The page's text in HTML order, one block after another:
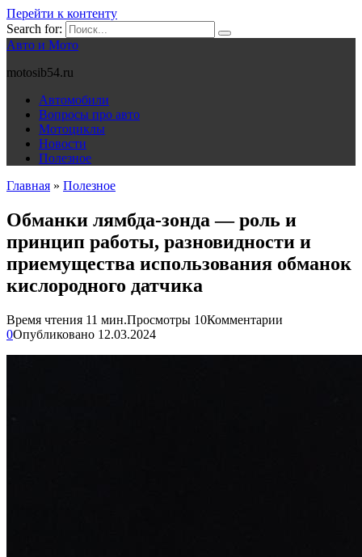
Перейти к контенту
Search for:
Авто и Мото
motosib54.ru
Автомобили
Вопросы про авто
Мотоциклы
Новости
Полезное
Главная » Полезное
Обманки лямбда-зонда — роль и
принцип работы, разновидности и
приемущества использования обманок
кислородного датчика
Время чтения 11 мин.Просмотры 10Комментарии
0Опубликовано 12.03.2024